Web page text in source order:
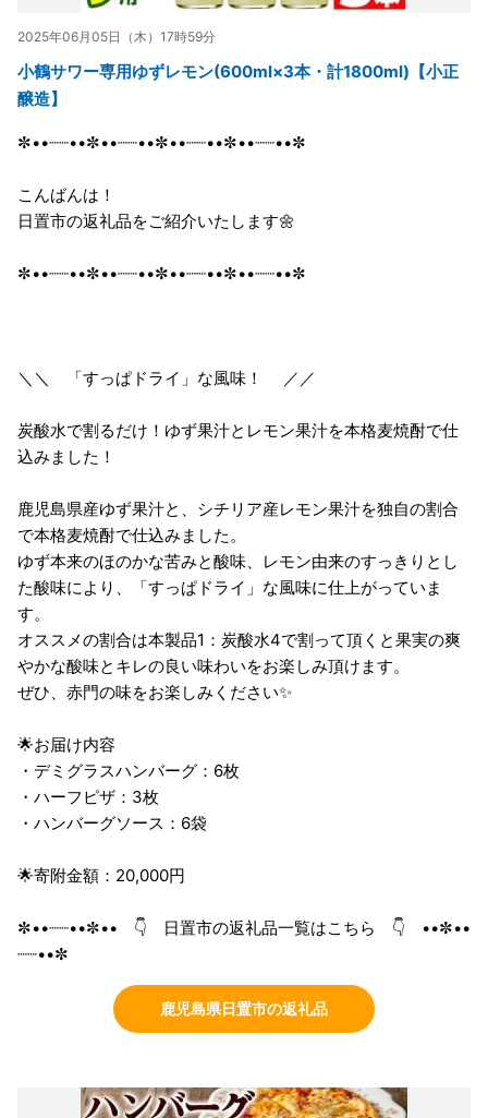
2025年06月05日（木）17時59分
小鶴サワー専用ゆずレモン(600ml×3本・計1800ml)【小正
醸造】
✼••┈┈••✼••┈┈••✼••┈┈••✼••┈┈••✼
こんばんは！
日置市の返礼品をご紹介いたします🌼
✼••┈┈••✼••┈┈••✼••┈┈••✼••┈┈••✼
＼＼ 「すっぱドライ」な風味！ ／／
炭酸水で割るだけ！ゆず果汁とレモン果汁を本格麦焼酎で仕
込みました！
鹿児島県産ゆず果汁と、シチリア産レモン果汁を独自の割合
で本格麦焼酎で仕込みました。
ゆず本来のほのかな苦みと酸味、レモン由来のすっきりとし
た酸味により、「すっぱドライ」な風味に仕上がっていま
す。
オススメの割合は本製品1：炭酸水4で割って頂くと果実の爽
やかな酸味とキレの良い味わいをお楽しみ頂けます。
ぜひ、赤門の味をお楽しみください✨
🌟お届け内容
・デミグラスハンバーグ：6枚
・ハーフピザ：3枚
・ハンバーグソース：6袋
🌟寄附金額：20,000円
✼••┈┈••✼•• 👇 日置市の返礼品一覧はこちら 👇 ••✼••
┈┈••✼
鹿児島県日置市の返礼品